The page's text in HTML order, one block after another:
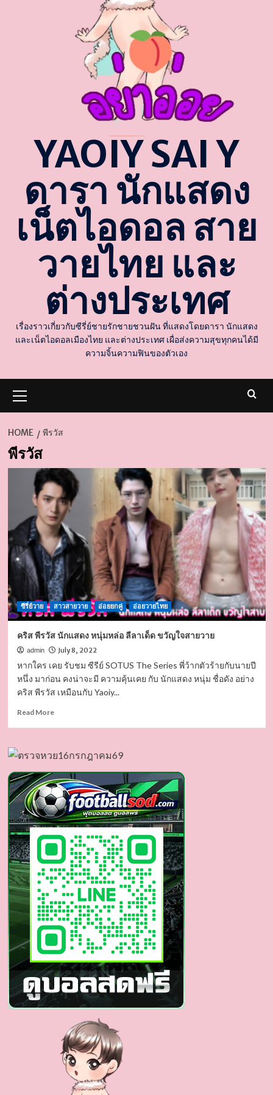
YAOIY SAI Y
ดารา นักแสดง
เน็ตไอดอล สาย
วายไทย และ
ต่างประเทศ
เรื่องราวเกี่ยวกับซีรี่ย์ชายรักชายชวนฝัน ที่แสดงโดยดารา นักแสดง
และเน็ตไอดอลเมืองไทย และต่างประเทศ เผื่อส่งความสุขทุกคนได้มี
ความจิ้นความฟินของตัวเอง
Menu
HOME พีรวัส
พีรวัส
ซีรี่ย์วาย สาวสายวาย อ่อยยกคู่ อ่อยวายไทย
คริส พีรวัส นักแสดง หนุ่มหล่อ ลีลาเด็ด ขวัญใจสายวาย
admin July 8, 2022
หากใคร เคย รับชม ซีรีย์ SOTUS The Series พี่ว้ากตัวร้ายกับนายปี
หนึ่ง มาก่อน คงน่าจะมี ความคุ้นเคย กับ นักแสดง หนุ่ม ชื่อดัง อย่าง
คริส พีรวัส เหมือนกับ Yaoiy...
Read MoreRead
พีร
นัก
แสดง
หนุ่ม
หล่อ
ลีลา
เด็ด
ขวัญใจ
สาย
วาย